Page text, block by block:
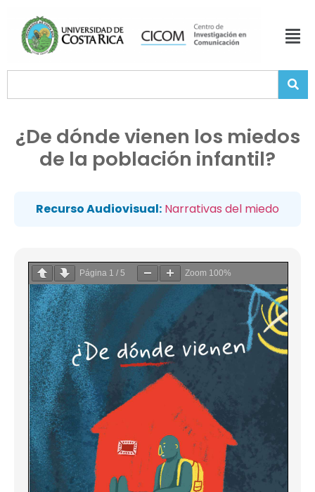
¿De dónde vienen los miedos
de la población infantil?
Recurso Audiovisual: Narrativas del miedo
Página 1 / 5 Zoom 100%